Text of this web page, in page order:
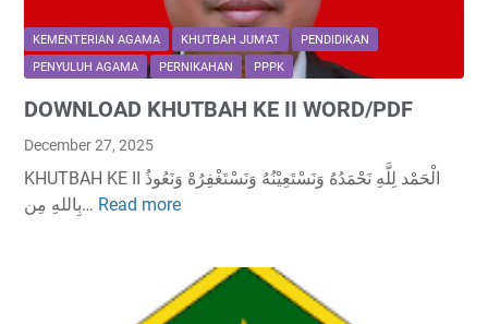
KEMENTERIAN AGAMA KHUTBAH JUM'AT
PENDIDIKAN
PENYULUH AGAMA
PERNIKAHAN PPPK
DOWNLOAD KHUTBAH KE II WORD/PDF
December 27, 2025
KHUTBAH KE II الْحَمْد لِلَّهِ نَحْمَدُهُ وَنَسْتَعِيْنُهُ وَنَسْتَغْفِرُهْ وَنَعُوذُ
بِاللهِ مِن… Read more
N
L